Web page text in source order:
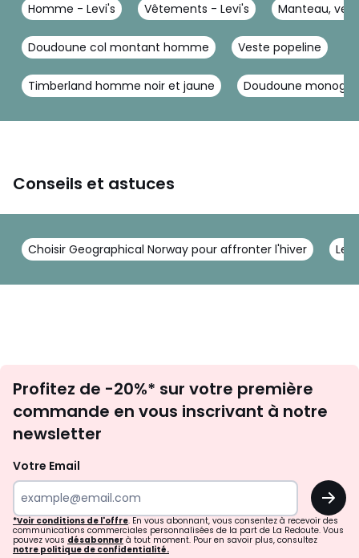
Homme - Levi's Vêtements - Levi's Manteau,
Doudoune col montant homme Veste popeline
Timberland homme noir et jaune Doudoune
Conseils et astuces
Choisir Geographical Norway pour affronter l'hiver Le
newsletter
Profitez de -20%* sur votre première
commande en vous inscrivant à notre
newsletter
Votre Email
OK
*Voir conditions de l'offre. En vous abonnant, vous consentez à recevoir des
communications commerciales personnalisées de la part de La Redoute. Vous
pouvez vous désabonner à tout moment. Pour en savoir plus, consultez
notre politique de confidentialité.